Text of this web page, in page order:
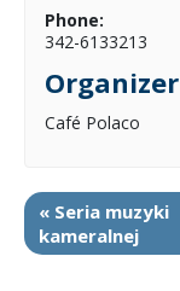
Phone:
342-6133213
Organizer
Café Polaco
« Seria muzyki
kameralnej